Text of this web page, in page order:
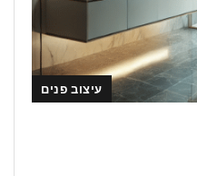
עיצוב פנים